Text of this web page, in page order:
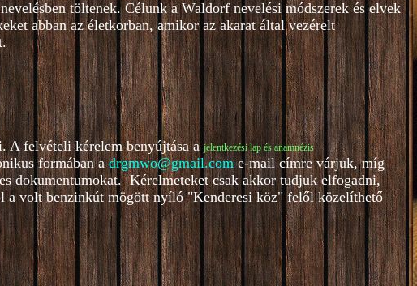
töltenek. Célunk a Waldorf nevelési módszerek és elvek
abban az életkorban, amikor az akarat által vezérelt
A felvételi kérelem benyújtása a jelentkezési lap és anamnézis
formában adrgmwo@gmail.come-mail címre várjuk, míg
dokumentumokat. Kérelmeteket csak akkor tudjuk elfogadni,
a volt benzinkút mögött nyíló "Kenderesi köz" felől közelíthető